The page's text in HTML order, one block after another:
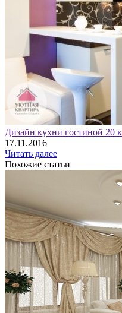
Дизайн кухни гостиной 20
17.11.2016
Читать далее
Похожие статьи